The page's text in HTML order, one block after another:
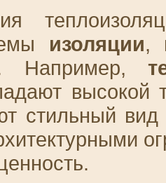
изоляции,
Например,
высокой
стильный